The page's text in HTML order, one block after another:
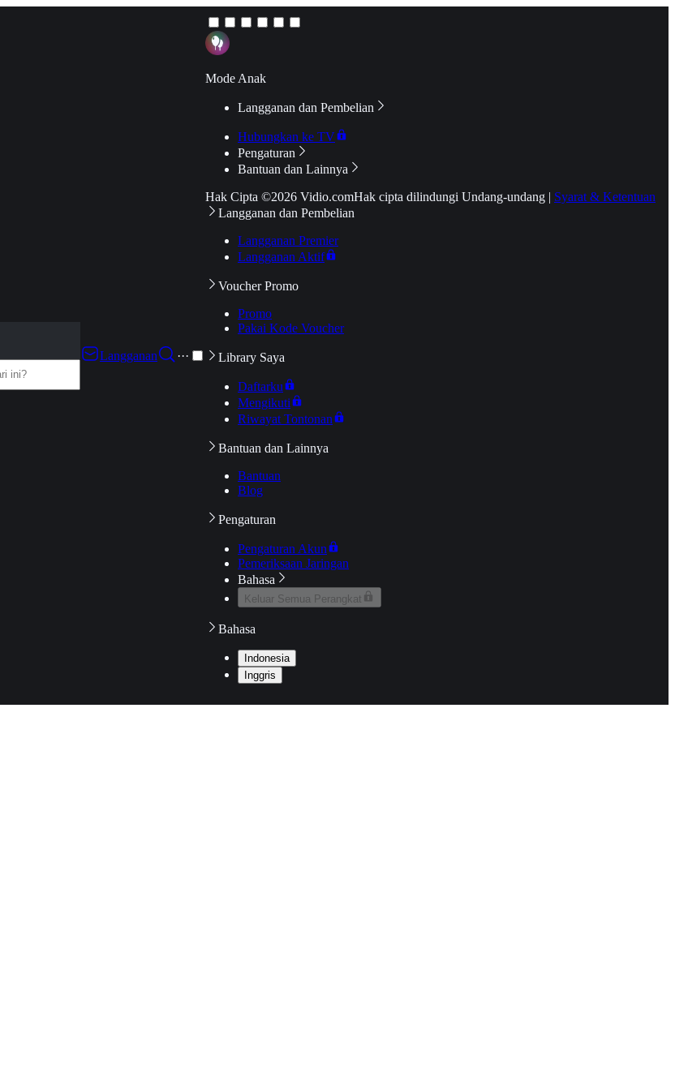
Langganan
···
Mode Anak
Langganan dan Pembelian
Hubungkan ke TV
Pengaturan
Bantuan dan Lainnya
Hak Cipta ©2026 Vidio.comHak cipta dilindungi Undang-undang | Syarat & Ketentuan
Langganan dan Pembelian
Langganan Premier
Langganan Aktif
Voucher Promo
Promo
Pakai Kode Voucher
Library Saya
Daftarku
Mengikuti
Riwayat Tontonan
Bantuan dan Lainnya
Bantuan
Blog
Pengaturan
Pengaturan Akun
Pemeriksaan Jaringan
Bahasa
Keluar Semua Perangkat
Bahasa
Indonesia
Inggris